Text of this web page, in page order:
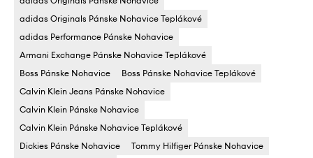
adidas Originals Pánske Nohavice Teplákové
adidas Performance Pánske Nohavice
Armani Exchange Pánske Nohavice Teplákové
Boss Pánske Nohavice
Boss Pánske Nohavice Teplákové
Calvin Klein Jeans Pánske Nohavice
Calvin Klein Pánske Nohavice
Calvin Klein Pánske Nohavice Teplákové
Dickies Pánske Nohavice
Tommy Hilfiger Pánske Nohavice